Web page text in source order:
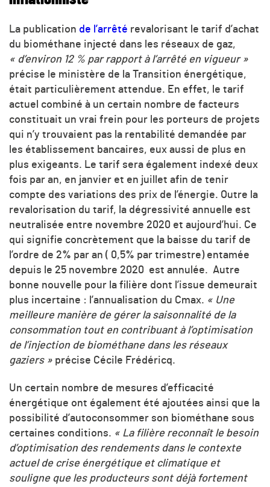
La publication de l’arrêté revalorisant le tarif d’achat
du biométhane injecté dans les réseaux de gaz,
« d’environ 12 % par rapport à l’arrêté en vigueur »
précise le ministère de la Transition énergétique,
était particulièrement attendue. En effet, le tarif
actuel combiné à un certain nombre de facteurs
constituait un vrai frein pour les porteurs de projets
qui n’y trouvaient pas la rentabilité demandée par
les établissement bancaires, eux aussi de plus en
plus exigeants. Le tarif sera également indexé deux
fois par an, en janvier et en juillet afin de tenir
compte des variations des prix de l’énergie. Outre la
revalorisation du tarif, la dégressivité annuelle est
neutralisée entre novembre 2020 et aujourd’hui. Ce
qui signifie concrètement que la baisse du tarif de
l’ordre de 2% par an ( 0,5% par trimestre) entamée
depuis le 25 novembre 2020 est annulée. Autre
bonne nouvelle pour la filière dont l’issue demeurait
plus incertaine : l’annualisation du Cmax. « Une
meilleure manière de gérer la saisonnalité de la
consommation tout en contribuant à l’optimisation
de l’injection de biométhane dans les réseaux
gaziers » précise Cécile Frédéricq.
Un certain nombre de mesures d’efficacité
énergétique ont également été ajoutées ainsi que la
possibilité d’autoconsommer son biométhane sous
certaines conditions. « La filière reconnaît le besoin
d’optimisation des rendements dans le contexte
actuel de crise énergétique et climatique et
souligne que les producteurs sont déjà fortement